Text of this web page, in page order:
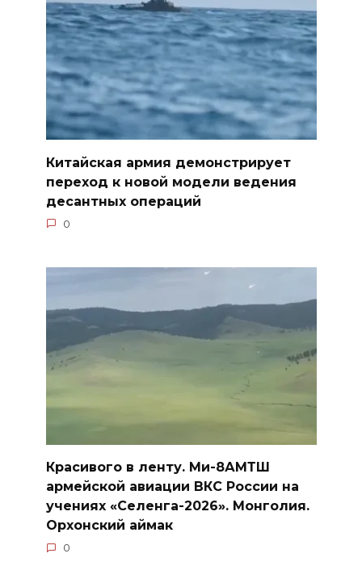
Китайская армия демонстрирует
переход к новой модели ведения
десантных операций
0
Красивого в ленту. Ми-8АМТШ
армейской авиации ВКС России на
учениях «Селенга-2026». Монголия.
Орхонский аймак
0